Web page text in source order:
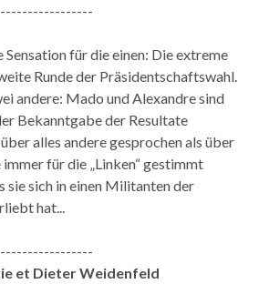
für die einen: Die extreme
Runde der Präsidentschaftswahl.
andere: Mado und Alexandre sind
Bekanntgabe der Resultate
alles andere gesprochen als über
für die „Linken“ gestimmt
sie sich in einen Militanten der
hat...
et Dieter Weidenfeld